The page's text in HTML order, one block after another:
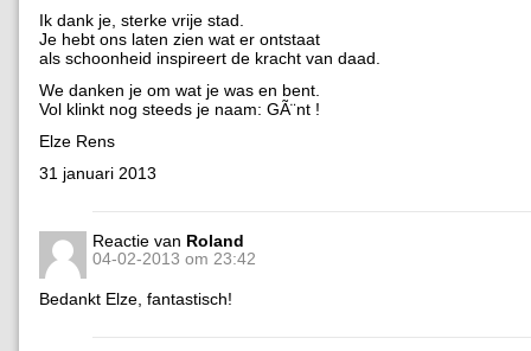
Ik dank je, sterke vrije stad.
Je hebt ons laten zien wat er ontstaat
als schoonheid inspireert de kracht van daad.
We danken je om wat je was en bent.
Vol klinkt nog steeds je naam: GÃ¨nt !
Elze Rens
31 januari 2013
Reactie van Roland
04-02-2013 om 23:42
Bedankt Elze, fantastisch!